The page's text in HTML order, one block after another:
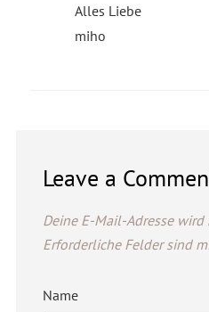
Alles Liebe
miho
Leave a
Deine E-Mail-Adresse
Erforderliche Felder sind
Name